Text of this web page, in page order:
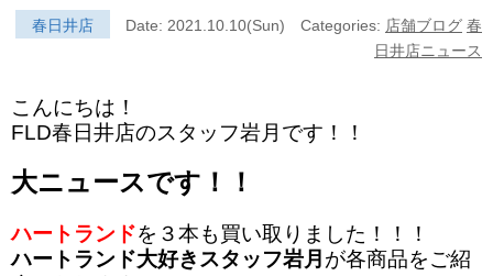
春日井店 Date: 2021.10.10(Sun) Categories: 店舗ブログ 春
日井店ニュース
こんにちは！
FLD春日井店のスタッフ岩月です！！
大ニュースです！！
ハートランドを３本も買い取りました！！！
ハートランド大好きスタッフ岩月 が各商品をご紹